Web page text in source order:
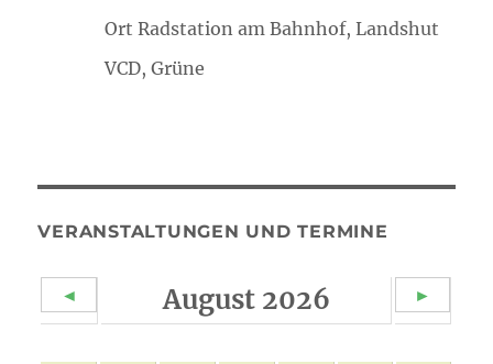
Ort Radstation am Bahnhof, Landshut
VCD, Grüne
VERANSTALTUNGEN UND TERMINE
◄ August 2026 ►